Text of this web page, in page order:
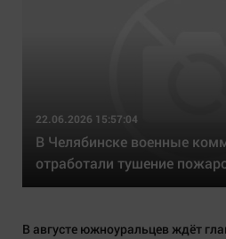
22.06.2026 15:57:04
В Челябинске военные
отработали тушение
В августе южноуральцев ждёт